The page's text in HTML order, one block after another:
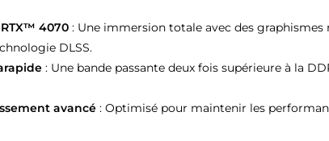
RTX™ 4070 : Une immersion totale avec des
DLSS.
: Une bande passante deux fois supérieure à la
avancé : Optimisé pour maintenir les